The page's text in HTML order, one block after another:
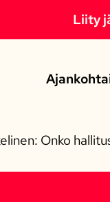
Liity
Onko